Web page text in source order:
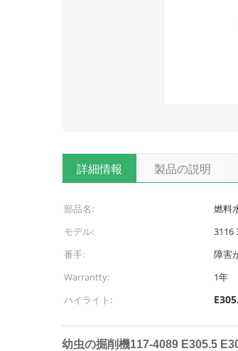
詳細情報 製品の説明
部品名: 燃料
モデル:
3116
番手:
障害
Warrantty:
1年
ハイライト:
幼虫の掘削機117-4089 E305.5